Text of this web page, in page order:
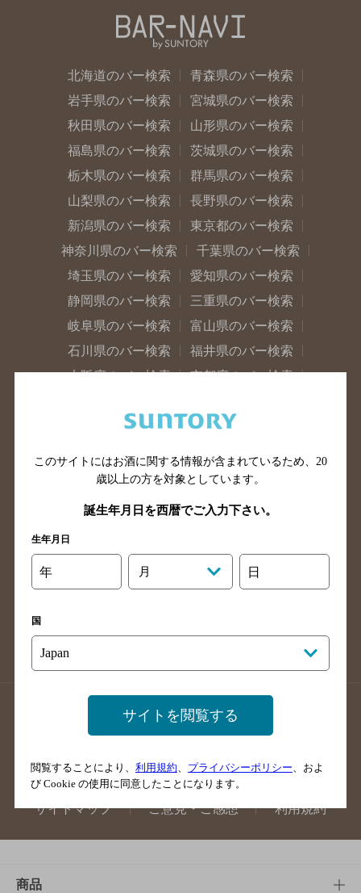
北海道のバー検索
青森県のバー検索
岩手県のバー検索
宮城県のバー検索
秋田県のバー検索
山形県のバー検索
福島県のバー検索
茨城県のバー検索
栃木県のバー検索
群馬県のバー検索
山梨県のバー検索
長野県のバー検索
新潟県のバー検索
東京都のバー検索
神奈川県のバー検索
千葉県のバー検索
埼玉県のバー検索
愛知県のバー検索
静岡県のバー検索
三重県のバー検索
岐阜県のバー検索
富山県のバー検索
石川県のバー検索
福井県のバー検索
大阪府のバー検索
京都府のバー検索
滋賀県のバー検索
和歌山県のバー検索
山口県のバー検索
鳥取県のバー検索
島根県のバー検索
徳島県のバー検索
高知県のバー検索
福岡県のバー検索
長崎県のバー検索
佐賀県のバー検索
店舗登録方法のご案内
店舗情報更新方法のご案内
掲載店舗様ログイン
サイトマップ ご意見・ご感想 利用規約
商品
このサイトにはお酒に関する情報が含まれているため、 20
歳以上の方を対象としています。
誕生年月日を西暦でご入力下さい。
生年月日
年 月 日
国
サイトを閲覧する
閲覧することにより、 利用規約 プライバシーポリシー 、およ
び Cookie の使用に同意したことになります。